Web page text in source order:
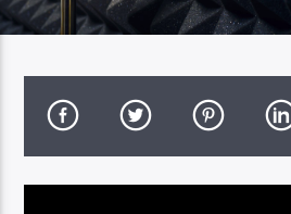
Titolo
Artista